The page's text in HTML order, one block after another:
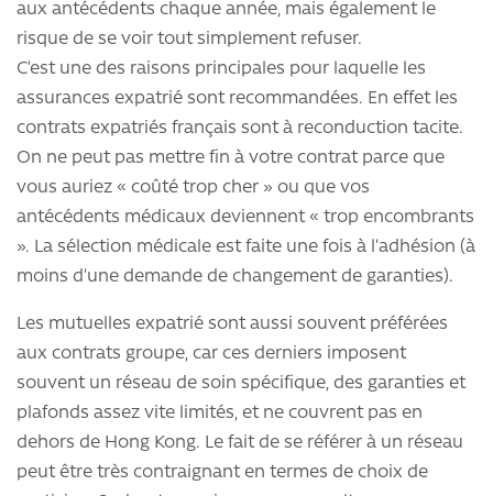
aux antécédents chaque année, mais également le
risque de se voir tout simplement refuser.
C’est une des raisons principales pour laquelle les
assurances expatrié sont recommandées. En effet les
contrats expatriés français sont à reconduction tacite.
On ne peut pas mettre fin à votre contrat parce que
vous auriez « coûté trop cher » ou que vos
antécédents médicaux deviennent « trop encombrants
». La sélection médicale est faite une fois à l’adhésion (à
moins d’une demande de changement de garanties).
Les mutuelles expatrié sont aussi souvent préférées
aux contrats groupe, car ces derniers imposent
souvent un réseau de soin spécifique, des garanties et
plafonds assez vite limités, et ne couvrent pas en
dehors de Hong Kong. Le fait de se référer à un réseau
peut être très contraignant en termes de choix de